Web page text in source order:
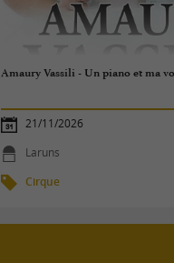
Amaury Vassili - Un piano et ma
21/11/2026
Laruns
Cirque